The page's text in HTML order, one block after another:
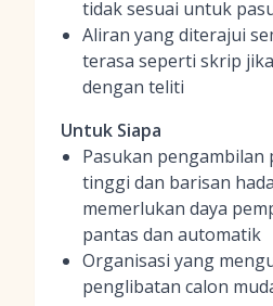
tidak sesuai untuk
Aliran yang diterajui
terasa seperti skrip
dengan teliti
Untuk Siapa
Pasukan pengambilan
tinggi dan barisan
memerlukan daya
pantas dan automatik
Organisasi yang
penglibatan calon